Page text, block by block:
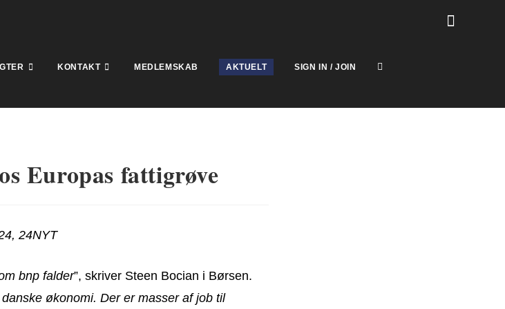
KONTAKT MEDLEMSKAB AKTUELT SIGN IN / JOIN
Europas fattigrøve
24NYT
bnp falder”, skriver Steen Bocian i Børsen.
økonomi. Der er masser af job til